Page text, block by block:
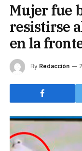
Mujer fue
resistirse
en la
By Redacción